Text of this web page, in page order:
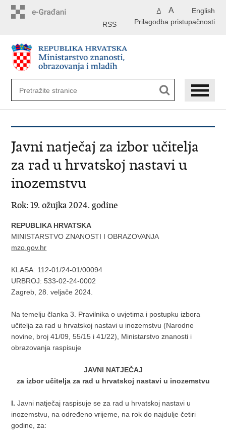
English
A A
Prilagodba pristupačnosti
RSS
Javni natječaj za izbor učitelja
za rad u hrvatskoj nastavi u
inozemstvu
Rok: 19. ožujka 2024. godine
REPUBLIKA HRVATSKA
MINISTARSTVO ZNANOSTI I OBRAZOVANJA
mzo.gov.hr
KLASA: 112-01/24-01/00094
URBROJ: 533-02-24-0002
Zagreb, 28. veljače 2024.
Na temelju članka 3. Pravilnika o uvjetima i postupku izbora
učitelja za rad u hrvatskoj nastavi u inozemstvu (Narodne
novine, broj 41/09, 55/15 i 41/22), Ministarstvo znanosti i
obrazovanja raspisuje
JAVNI NATJEČAJ
za izbor učitelja za rad u hrvatskoj nastavi u inozemstvu
I.Javni natječaj raspisuje se za rad u hrvatskoj nastavi u
inozemstvu, na određeno vrijeme, na rok do najdulje četiri
godine, za: